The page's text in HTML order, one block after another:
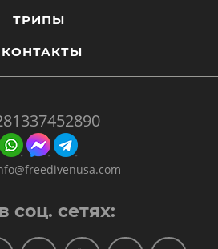
ТРИПЫ
КОНТАКТЫ
соц. сетях: